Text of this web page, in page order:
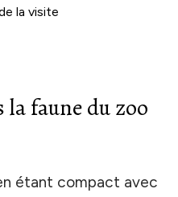
la visite
faune du zoo
étant compact avec